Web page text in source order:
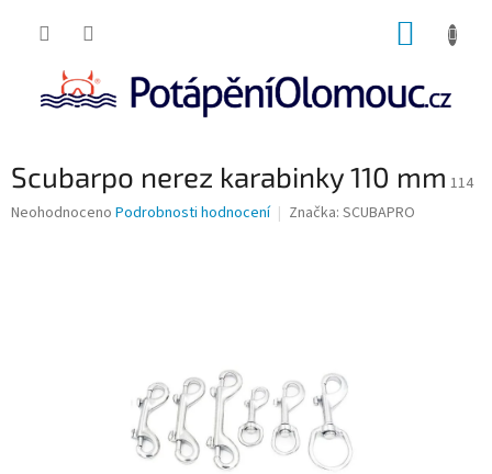
Scubarpo nerez karabinky 110 mm 114
Průměrné
Neohodnoceno Podrobnosti hodnocení Značka: SCUBAPRO